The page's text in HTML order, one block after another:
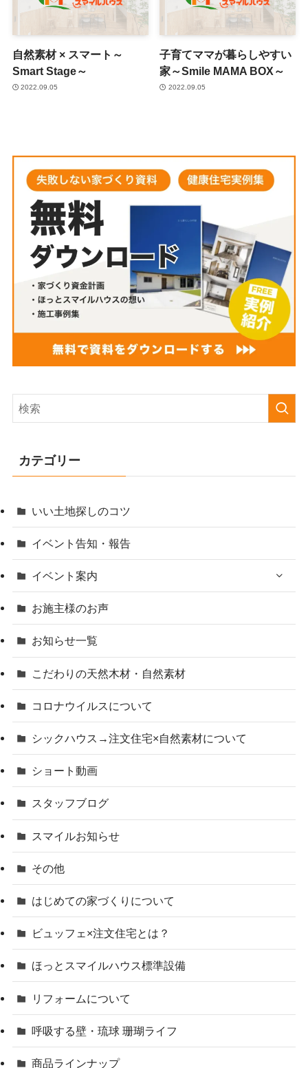
自然素材 × スマート～
Smart Stage～
2022.09.05
子育てママが暮らしやすい
家～Smile MAMA BOX～
2022.09.05
カテゴリー
いい土地探しのコツ
イベント告知・報告
イベント案内
お施主様のお声
お知らせ一覧
こだわりの天然木材・自然素材
コロナウイルスについて
シックハウス→注文住宅×自然素材について
ショート動画
スタッフブログ
スマイルお知らせ
その他
はじめての家づくりについて
ビュッフェ×注文住宅とは？
ほっとスマイルハウス標準設備
リフォームについて
呼吸する壁・琉球 珊瑚ライフ
商品ラインナップ